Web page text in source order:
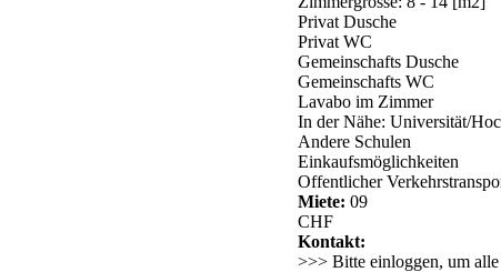
Privat Dusche
Privat WC
Gemeinschafts Dusche
Gemeinschafts WC
Lavabo im Zimmer
In der Nähe: Universität/
Andere Schulen
Einkaufsmöglichkeiten
Offentlicher
Miete: 09
CHF
Kontakt:
>>> Bitte einloggen, um